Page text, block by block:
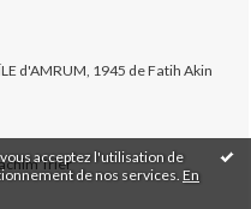
acceptez l'utilisation de
de nos services. En
d'AMRUM, 1945 de Fatih Akin
Trier